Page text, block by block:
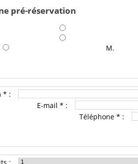
pré-réservation
M.
* :
E-mail * :
Téléphone * :